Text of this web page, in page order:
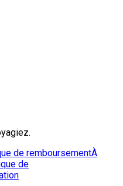
de remboursementÀ
de